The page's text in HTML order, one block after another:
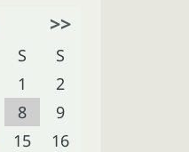
>>
S
S
1
2
8
9
15
16